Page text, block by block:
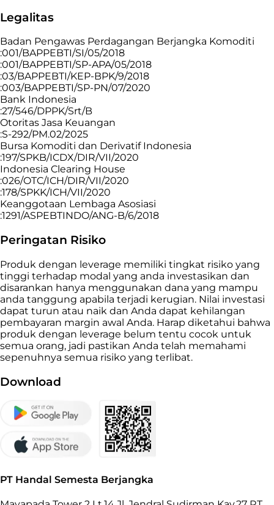
Legalitas
Badan Pengawas Perdagangan Berjangka Komoditi
:001/BAPPEBTI/SI/05/2018
:001/BAPPEBTI/SP-APA/05/2018
:03/BAPPEBTI/KEP-BPK/9/2018
:003/BAPPEBTI/SP-PN/07/2020
Bank Indonesia
:27/546/DPPK/Srt/B
Otoritas Jasa Keuangan
:S-292/PM.02/2025
Bursa Komoditi dan Derivatif Indonesia
:197/SPKB/ICDX/DIR/VII/2020
Indonesia Clearing House
:026/OTC/ICH/DIR/VII/2020
:178/SPKK/ICH/VII/2020
Keanggotaan Lembaga Asosiasi
:1291/ASPEBTINDO/ANG-B/6/2018
Peringatan Risiko
Produk dengan leverage memiliki tingkat risiko yang
tinggi terhadap modal yang anda investasikan dan
disarankan hanya menggunakan dana yang mampu
anda tanggung apabila terjadi kerugian. Nilai investasi
dapat turun atau naik dan Anda dapat kehilangan
pembayaran margin awal Anda. Harap diketahui bahwa
produk dengan leverage belum tentu cocok untuk
semua orang, jadi pastikan Anda telah memahami
sepenuhnya semua risiko yang terlibat.
Download
PT Handal Semesta Berjangka